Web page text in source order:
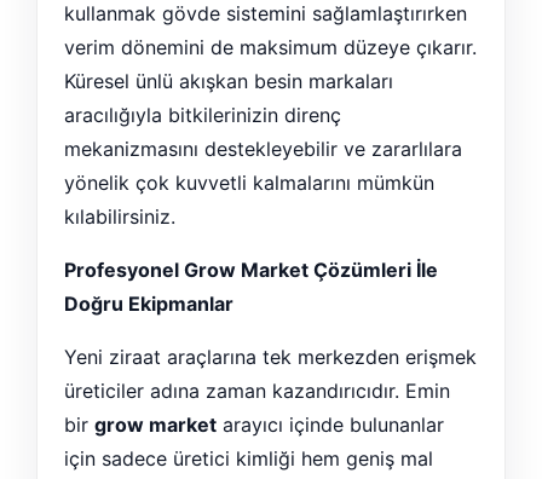
kullanmak gövde sistemini sağlamlaştırırken
verim dönemini de maksimum düzeye çıkarır.
Küresel ünlü akışkan besin markaları
aracılığıyla bitkilerinizin direnç
mekanizmasını destekleyebilir ve zararlılara
yönelik çok kuvvetli kalmalarını mümkün
kılabilirsiniz.
Profesyonel Grow Market Çözümleri İle
Doğru Ekipmanlar
Yeni ziraat araçlarına tek merkezden erişmek
üreticiler adına zaman kazandırıcıdır. Emin
bir grow market arayıcı içinde bulunanlar
için sadece üretici kimliği hem geniş mal